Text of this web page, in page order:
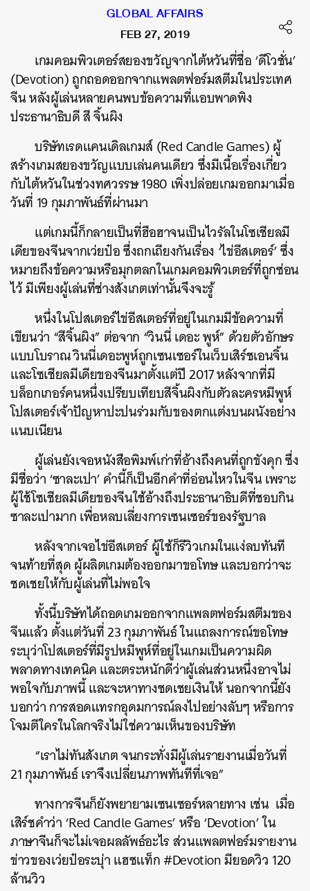
GLOBAL AFFAIRS
FEB 27, 2019
เกมคอมพิวเตอร์สยองขวัญจากไต้หวันที่ชื่อ ‘ดีโวชั่น’
(Devotion) ถูกถอดออกจากแพลตฟอร์มสตีมในประเทศ
จีน หลังผู้เล่นหลายคนพบข้อความที่แอบพาดพิง
ประธานาธิบดี สี จิ้นผิง
บริษัทเรดแคนเดิลเกมส์ (Red Candle Games) ผู้
สร้างเกมสยองขวัญแบบเล่นคนเดียว ซึ่งมีเนื้อเรื่องเกี่ยว
กับไต้หวันในช่วงทศวรรษ 1980 เพิ่งปล่อยเกมออกมาเมื่อ
วันที่ 19 กุมภาพันธ์ที่ผ่านมา
แต่เกมนี้ก็กลายเป็นที่ฮือฮาจนเป็นไวรัลในโซเชียลมี
เดียของจีนจากเว่ยป๋อ ซึ่งถกเถียงกันเรื่อง ‘ไข่อีสเตอร์’ ซึ่ง
หมายถึงข้อความหรือมุกตลกในเกมคอมพิวเตอร์ที่ถูกซ่อน
ไว้ มีเพียงผู้เล่นที่ช่างสังเกตเท่านั้นจึงจะรู้
หนึ่งในโปสเตอร์ไข่อีสเตอร์ที่อยู่ในเกมมีข้อความที่
เขียนว่า “สีจิ้นผิง” ต่อจาก “วินนี่ เดอะ พูห์” ด้วยตัวอักษร
แบบโบราณ วินนี่เดอะพูห์ถูกเซนเซอร์ในเว็บเสิร์ชเอนจิ้น
และโซเชียลมีเดียของจีนมาตั้งแต่ปี 2017 หลังจากที่มี
บล็อกเกอร์คนหนึ่งเปรียบเทียบสีจิ้นผิงกับตัวละครหมีพูห์
โปสเตอร์เจ้าปัญหาปะปนร่วมกับของตกแต่งบนผนังอย่าง
แนบเนียน
ผู้เล่นยังเจอหนังสือพิมพ์เก่าที่อ้างถึงคนที่ถูกขังคุก ซึ่ง
มีชื่อว่า ‘ซาละเปา’ คำนี้ก็เป็นอีกคำที่อ่อนไหวในจีน เพราะ
ผู้ใช้โซเชียลมีเดียของจีนใช้อ้างถึงประธานาธิบดีที่ชอบกิน
ซาละเปามาก เพื่อหลบเลี่ยงการเซนเซอร์ของรัฐบาล
หลังจากเจอไข่อีสเตอร์ ผู้ใช้ก็รีวิวเกมในแง่ลบทันที
จนท้ายที่สุด ผู้ผลิตเกมต้องออกมาขอโทษ และบอกว่าจะ
ชดเชยให้กับผู้เล่นที่ไม่พอใจ
ทั้งนี้บริษัทได้ถอดเกมออกจากแพลตฟอร์มสตีมของ
จีนแล้ว ตั้งแต่วันที่ 23 กุมภาพันธ์ ในแถลงการณ์ขอโทษ
ระบุว่าโปสเตอร์ที่มีรูปหมีพูห์ที่อยู่ในเกมเป็นความผิด
พลาดทางเทคนิค และตระหนักดีว่าผู้เล่นส่วนหนึ่งอาจไม่
พอใจกับภาพนี้ และจะหาทางชดเชยเงินให้ นอกจากนี้ยัง
บอกว่า การสอดแทรกอุดมการณ์ลงไปอย่างลับๆ หรือการ
โจมตีใครในโลกจริงไม่ใช่ความเห็นของบริษัท
“เราไม่ทันสังเกต จนกระทั่งมีผู้เล่นรายงานเมื่อวันที่
21 กุมภาพันธ์ เราจึงเปลี่ยนภาพทันทีที่เจอ”
ทางการจีนก็ยังพยายามเซนเซอร์หลายทาง เช่น เมื่อ
เสิร์ชคำว่า ‘Red Candle Games’ หรือ ‘Devotion’ ใน
ภาษาจีนก็จะไม่เจอผลลัพธ์อะไร ส่วนแพลตฟอร์มรายงาน
ข่าวของเว่ยป๋อระบุ่า แฮชแท็ก #Devotion มียอดวิว 120
ล้านวิว